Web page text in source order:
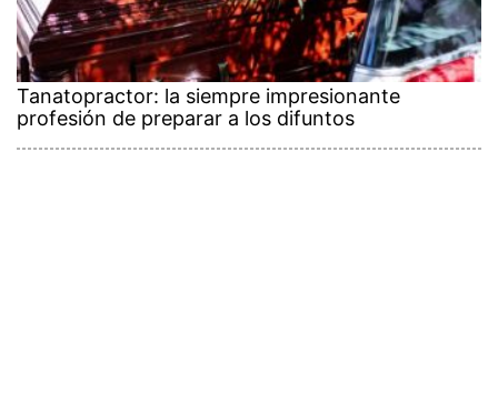
Tanatopractor: la siempre impresionante
profesión de preparar a los difuntos